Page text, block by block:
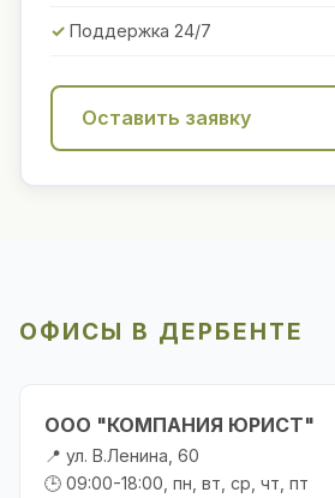
Поддержка 24/7
Оставить заявку
ОФИСЫ В ДЕРБЕНТЕ
ООО "КОМПАНИЯ ЮРИСТ"
📍 ул. В.Ленина, 60
🕒 09:00-18:00, пн, вт, ср, чт, пт